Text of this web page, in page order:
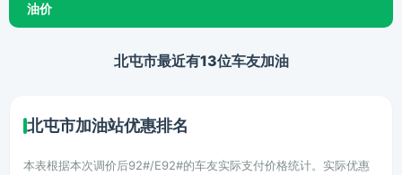
油价
北屯市最近有13位车友加油
北屯市加油站优惠排名
本表根据本次调价后92#/E92#的车友实际支付价格统计。实际优惠